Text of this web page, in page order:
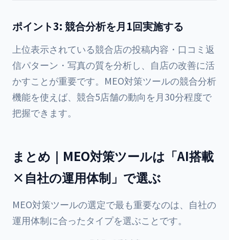
ポイント3: 競合分析を月1回実施する
上位表示されている競合店の投稿内容・口コミ返
信パターン・写真の質を分析し、自店の改善に活
かすことが重要です。MEO対策ツールの競合分析
機能を使えば、競合5店舗の動向を月30分程度で
把握できます。
まとめ｜MEO対策ツールは「AI搭載
×自社の運用体制」で選ぶ
MEO対策ツールの選定で最も重要なのは、自社の
運用体制に合ったタイプを選ぶことです。